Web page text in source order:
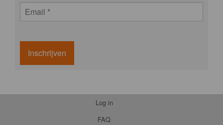
Inschrijven
Log in
FAQ